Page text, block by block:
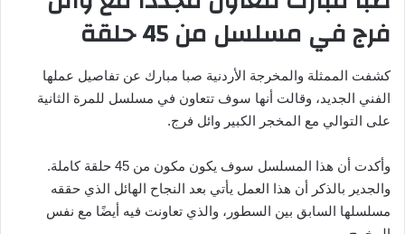
فرج في مسلسل من 45 حلقة
كشفت الممثلة والمخرجة الأردنية صبا مبارك عن تفاصيل عملها
الفني الجديد، وقالت أنها سوف تتعاون في مسلسل للمرة الثانية
على التوالي مع المخجر الكبير وائل فرج.
وأكدت أن هذا المسلسل سوف يكون مكون من 45 حلقة كاملة.
والجدير بالذكر أن هذا العمل يأتي بعد النجاح الهائل الذي حققه
مسلسلها السابق بين السطور، والذي تعاونت فيه أيضًا مع نفس